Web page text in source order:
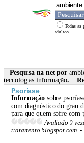
Todas as
adultos
Pesquisa na net por
tecnologias informação.
Psoríase
Informação sobre
com diagnóstico do grau
para que quem sofre com
Avaliado 0
tratamento.blogspot.com -